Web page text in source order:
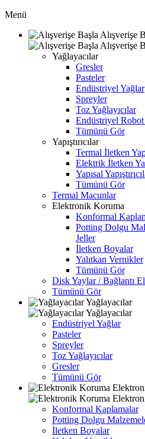
Menü
Alışverişe
Alışverişe
Yağlayacılar
Gresler
Pasteler
Endüstriyel Yağlar
Spreyler
Toz Yağlayıcılar
Endüstriyel
Tümünü Gör
Yapıştırıcılar
Termal İletken
Elektrik İletken
Yapısal
Tümünü Gör
Termal Macunlar
Elektronik Koruma
Konformal
Potting Dolgu
Jeller
İletken Boyalar
Yalıtkan Vernikler
Tümünü Gör
Disk Yaylar / Bağlantı
Tümünü Gör
Yağlayacılar
Yağlayacılar
Endüstriyel Yağlar
Pasteler
Spreyler
Toz Yağlayıcılar
Gresler
Tümünü Gör
Konformal Kaplamalar
Potting Dolgu
İletken Boyalar